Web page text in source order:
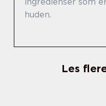
huden.
Les